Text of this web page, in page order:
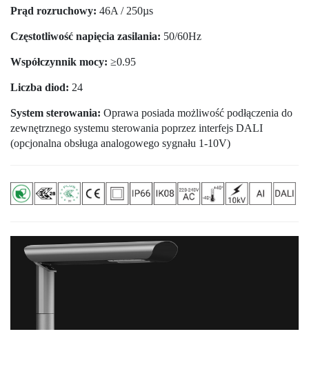
Prąd rozruchowy: 46A / 250µs
Częstotliwość napięcia zasilania: 50/60Hz
Współczynnik mocy: ≥0.95
Liczba diod: 24
System sterowania: Oprawa posiada możliwość podłączenia do
zewnętrznego systemu sterowania poprzez interfejs DALI
(opcjonalna obsługa analogowego sygnału 1-10V)